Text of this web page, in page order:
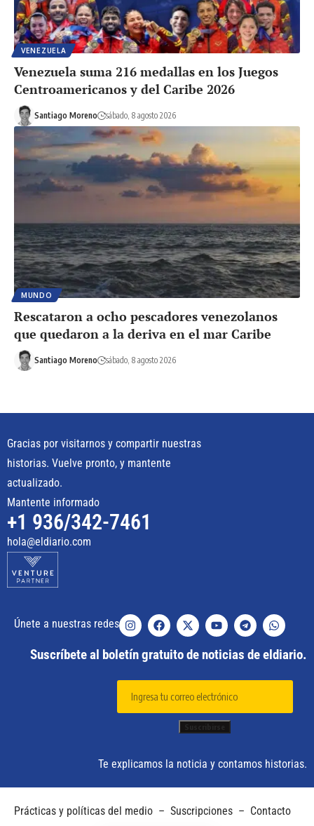
VENEZUELA
Venezuela suma 216 medallas en los Juegos
Centroamericanos y del Caribe 2026
Santiago Moreno sábado, 8 agosto 2026
MUNDO
Rescataron a ocho pescadores venezolanos
que quedaron a la deriva en el mar Caribe
Santiago Moreno sábado, 8 agosto 2026
Gracias por visitarnos y compartir nuestras
historias. Vuelve pronto, y mantente
actualizado.
Mantente informado
+1 936/342-7461
hola@eldiario.com
Únete a nuestras redes
Suscríbete al boletín gratuito de noticias de eldiario.
Te explicamos la noticia y contamos historias.
Prácticas y políticas del medio – Suscripciones – Contacto